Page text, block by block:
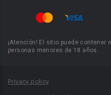
¡Atención! El sitio puede contener
personas menores de 18 años.
Privacy policy